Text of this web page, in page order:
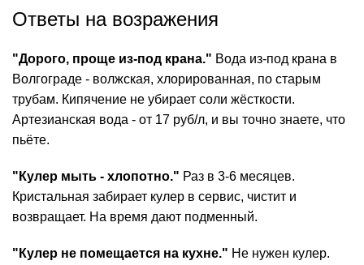
Ответы на возражения
"Дорого, проще из-под крана." Вода из-под крана в
Волгограде - волжская, хлорированная, по старым
трубам. Кипячение не убирает соли жёсткости.
Артезианская вода - от 17 руб/л, и вы точно знаете, что
пьёте.
"Кулер мыть - хлопотно." Раз в 3-6 месяцев.
Кристальная забирает кулер в сервис, чистит и
возвращает. На время дают подменный.
"Кулер не помещается на кухне." Не нужен кулер.